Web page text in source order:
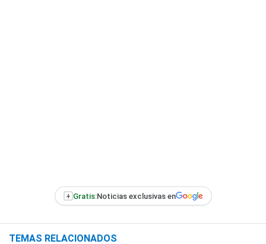
+ Gratis:Noticias exclusivas en
TEMAS RELACIONADOS